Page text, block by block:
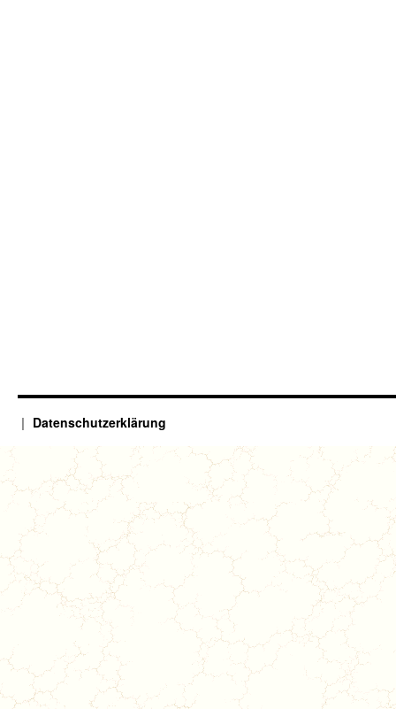
Datenschutzerklärung